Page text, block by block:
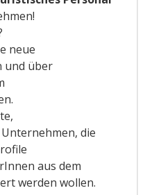
neue
und über
die
aus dem
werden wollen.